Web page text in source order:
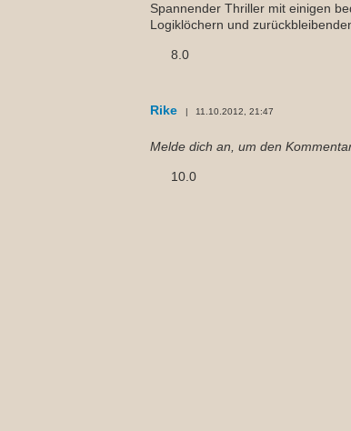
Spannender Thriller mit einigen
Logiklöchern und
8.0
Rike 11.10.2012, 21:47
Melde dich an, um den
10.0